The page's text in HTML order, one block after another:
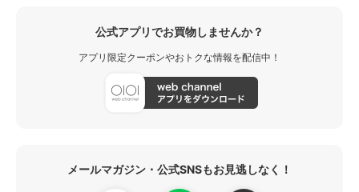
公式アプリでお買物しませんか？
アプリ限定クーポンやおトクな情報を配信中！
メールマガジン・公式SNSもお見逃しなく！